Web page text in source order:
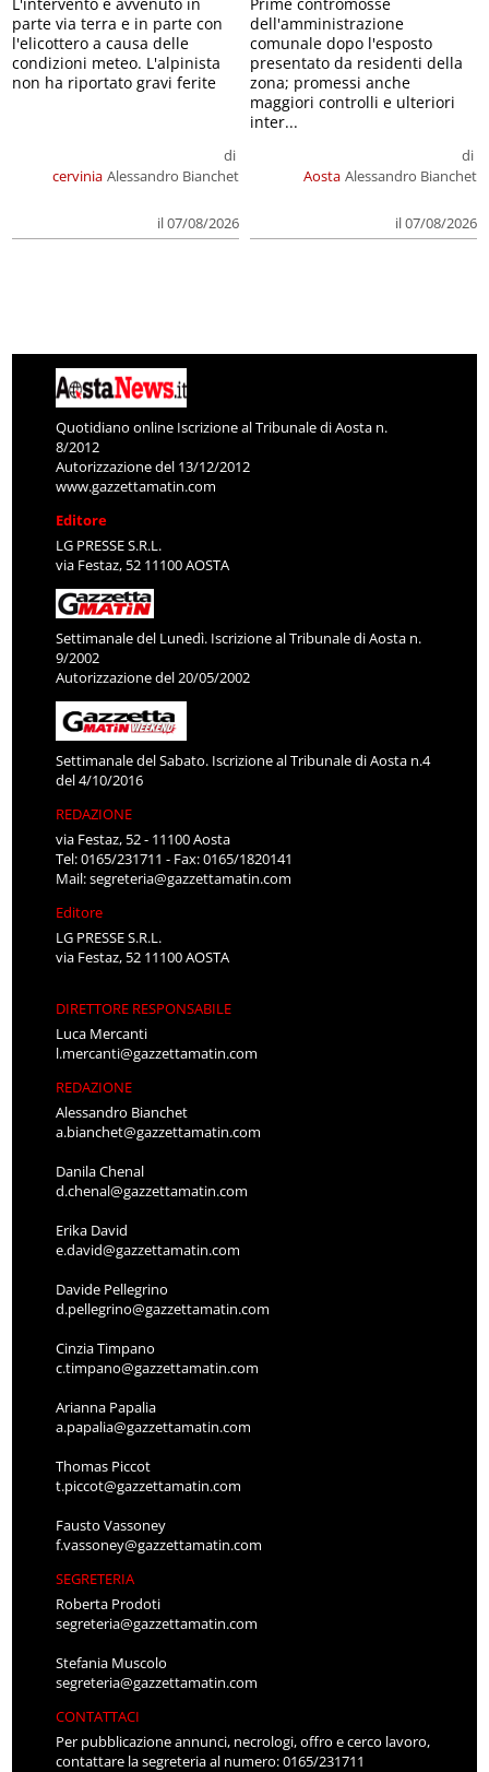
cervinia
di
Alessandro Bianchet
il 07/08/2026
parte via terra e in parte con
l'elicottero a causa delle
condizioni meteo. L'alpinista
non ha riportato gravi ferite
Aosta
di
Alessandro Bianchet
il 07/08/2026
dell'amministrazione
comunale dopo l'esposto
presentato da residenti della
zona; promessi anche
maggiori controlli e ulteriori
inter...
Quotidiano online Iscrizione al Tribunale di Aosta n.
8/2012
Autorizzazione del 13/12/2012
www.gazzettamatin.com
Editore
LG PRESSE S.R.L.
via Festaz, 52 11100 AOSTA
Settimanale del Lunedì. Iscrizione al Tribunale di Aosta n.
9/2002
Autorizzazione del 20/05/2002
Settimanale del Sabato. Iscrizione al Tribunale di Aosta n.4
del 4/10/2016
REDAZIONE
via Festaz, 52 - 11100 Aosta
Tel: 0165/231711 - Fax: 0165/1820141
Mail:segreteria@gazzettamatin.com
Editore
LG PRESSE S.R.L.
via Festaz, 52 11100 AOSTA
DIRETTORE RESPONSABILE
Luca Mercanti
l.mercanti@gazzettamatin.com
REDAZIONE
Alessandro Bianchet
a.bianchet@gazzettamatin.com
Danila Chenal
d.chenal@gazzettamatin.com
Erika David
e.david@gazzettamatin.com
Davide Pellegrino
d.pellegrino@gazzettamatin.com
Cinzia Timpano
c.timpano@gazzettamatin.com
Arianna Papalia
a.papalia@gazzettamatin.com
Thomas Piccot
t.piccot@gazzettamatin.com
Fausto Vassoney
f.vassoney@gazzettamatin.com
SEGRETERIA
Roberta Prodoti
segreteria@gazzettamatin.com
Stefania Muscolo
segreteria@gazzettamatin.com
CONTATTACI
Per pubblicazione annunci, necrologi, offro e cerco lavoro,
contattare la segreteria al numero: 0165/231711